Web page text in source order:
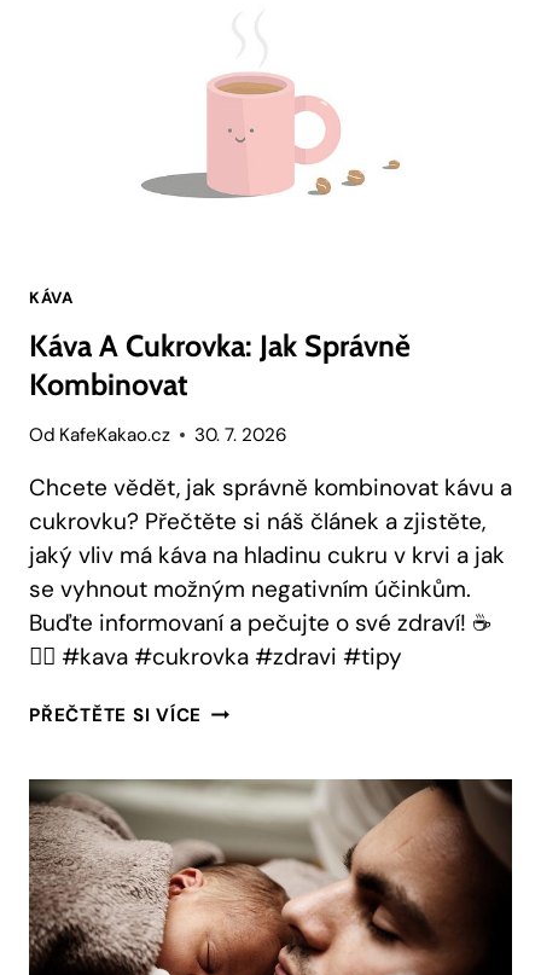
KÁVA
Káva A Cukrovka: Jak Správně
Kombinovat
Od KafeKakao.cz 30. 7. 2026
Chcete vědět, jak správně kombinovat kávu a
cukrovku? Přečtěte si náš článek a zjistěte,
jaký vliv má káva na hladinu cukru v krvi a jak
se vyhnout možným negativním účinkům.
Buďte informovaní a pečujte o své zdraví! ☕
👩‍⚕️ #kava #cukrovka #zdravi #tipy
PŘEČTĚTE SI VÍCE KÁVA
JAK
SPRÁVNĚ
KOMBINOVAT